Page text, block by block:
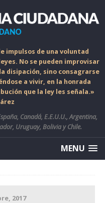
impulsos de una voluntad
No se pueden improvisar
disipación, sino consagrarse
a vivir, en la honrada
que la ley les señala.»
Canadá, E.E.U.U., Argentina,
Uruguay, Bolivia y Chile.
MENU
2017